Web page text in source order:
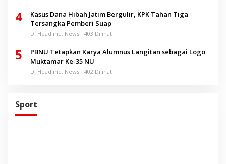
4
Kasus Dana Hibah Jatim Bergulir, KPK Tahan Tiga
Tersangka Pemberi Suap
Di Headline, News 403 Dilihat
5
PBNU Tetapkan Karya Alumnus Langitan sebagai Logo
Muktamar Ke-35 NU
Di Headline, News 402 Dilihat
Sport